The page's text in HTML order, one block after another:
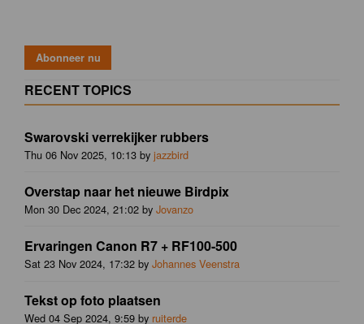
RECENT TOPICS
Swarovski verrekijker rubbers
Thu 06 Nov 2025, 10:13 by jazzbird
Overstap naar het nieuwe Birdpix
Mon 30 Dec 2024, 21:02 by Jovanzo
Ervaringen Canon R7 + RF100-500
Sat 23 Nov 2024, 17:32 by Johannes Veenstra
Tekst op foto plaatsen
Wed 04 Sep 2024, 9:59 by ruiterde